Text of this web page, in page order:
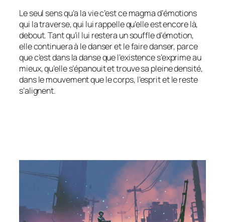
Le seul sens qu’a la vie c’est ce magma d’émotions
qui la traverse, qui lui rappelle qu’elle est encore là,
debout. Tant qu’il lui restera un souffle d’émotion,
elle continuera à le danser et le faire danser, parce
que c’est dans la danse que l’existence s’exprime au
mieux, qu’elle s’épanouit et trouve sa pleine densité,
dans le mouvement que le corps, l’esprit et le reste
s’alignent.